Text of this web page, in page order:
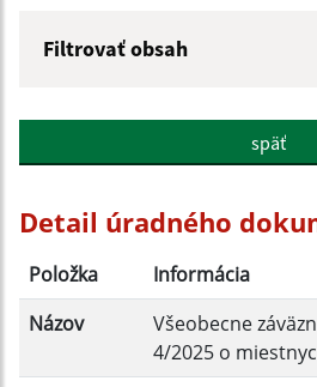
Filtrovať obsah
Popis:
Dátum zverejnenia do:
späť
Detail úradného
Položka
Informácia
Názov
Všeobecne
4/2025 o